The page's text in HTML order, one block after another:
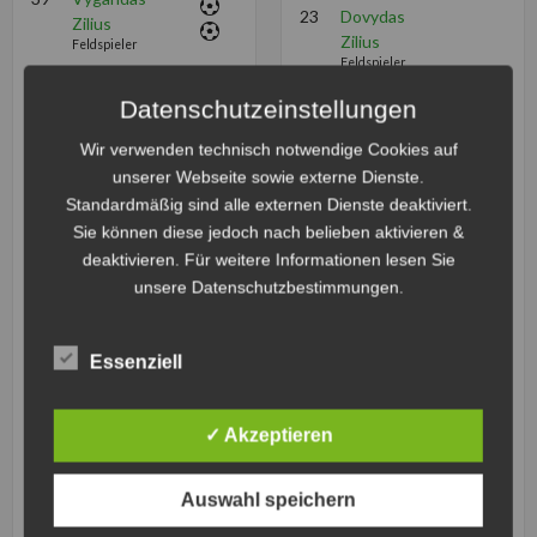
Zilius
Feldspieler
Tobias
Strain
Feldspieler
Niclas
Sujkowski
Max Eder
Domenik
Feldspieler
23
Dovydas
Zilius
Feldspieler
Zilius
Feldspieler
44
Jerome
Hahne
Tobias
Feldspieler
9 Max Eder
3
Domenik
Feldspieler
Datenschutzeinstellungen
Wir verwenden technisch notwendige Cookies auf
unserer Webseite sowie externe Dienste.
Standardmäßig sind alle externen Dienste deaktiviert.
Sie können diese jedoch nach belieben aktivieren &
deaktivieren. Für weitere Informationen lesen Sie
unsere Datenschutzbestimmungen.
Essenziell
✓ Akzeptieren
Auswahl speichern